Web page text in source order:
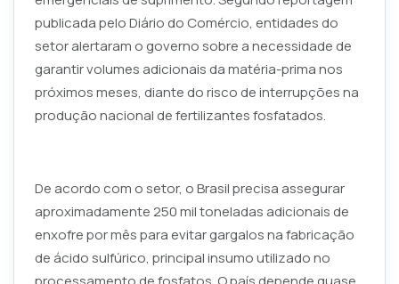
publicada pelo Diário do Comércio, entidades do
setor alertaram o governo sobre a necessidade de
garantir volumes adicionais da matéria-prima nos
próximos meses, diante do risco de interrupções na
produção nacional de fertilizantes fosfatados.
De acordo com o setor, o Brasil precisa assegurar
aproximadamente 250 mil toneladas adicionais de
enxofre por mês para evitar gargalos na fabricação
de ácido sulfúrico, principal insumo utilizado no